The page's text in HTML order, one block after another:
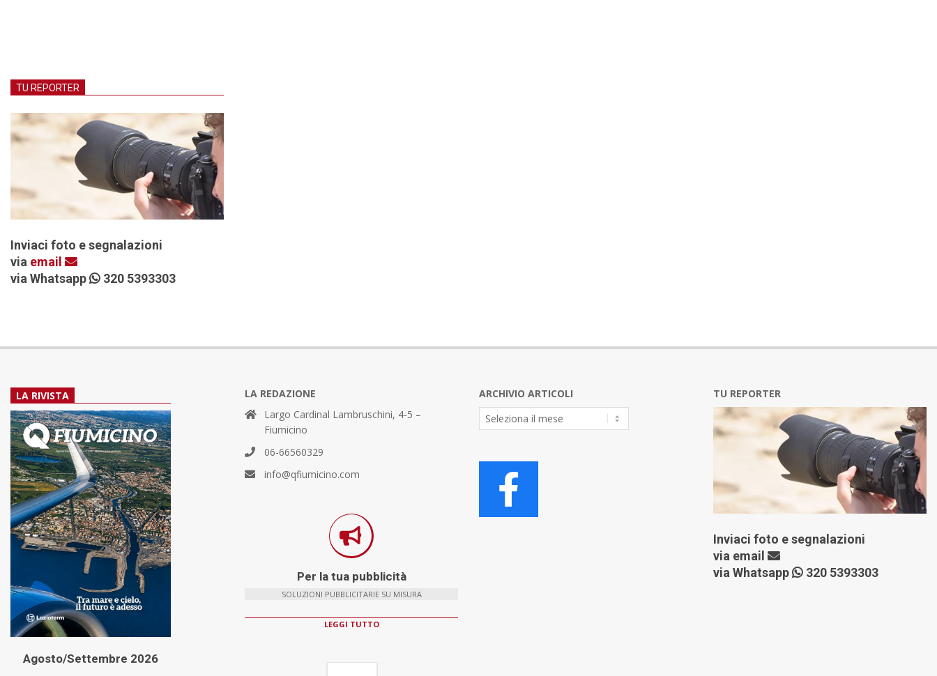
TU REPORTER
Inviaci foto e segnalazioni
via email
via Whatsapp
320 5393303
LA RIVISTA
Agosto/Settembre 2026
LA REDAZIONE
Largo Cardinal Lambruschini, 4-5 –
Fiumicino
06-66560329
info@qfiumicino.com
Per la tua pubblicità
SOLUZIONI PUBBLICITARIE SU MISURA
LEGGI TUTTO
ARCHIVIO ARTICOLI
Archivio
Articoli
TU REPORTER
Inviaci foto e segnalazioni
via email
via Whatsapp
320 5393303